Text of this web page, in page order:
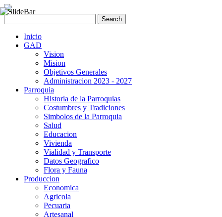
Inicio
GAD
Vision
Mision
Objetivos Generales
Administracion 2023 - 2027
Parroquia
Historia de la Parroquias
Costumbres y Tradiciones
Simbolos de la Parroquia
Salud
Educacion
Vivienda
Vialidad y Transporte
Datos Geografico
Flora y Fauna
Produccion
Economica
Agricola
Pecuaria
Artesanal